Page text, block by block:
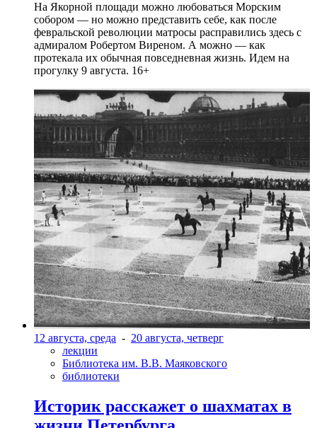
На Якорной площади можно любоваться Морским
собором — но можно представить себе, как после
февральской революции матросы расправились здесь с
адмиралом Робертом Виреном. А можно — как
протекала их обычная повседневная жизнь. Идем на
прогулку 9 августа. 16+
12 августа, среда - 20 августа, четверг
лекции
Библиотека им. В.В. Маяковского
библиотеки
Историк расскажет о шахматах в